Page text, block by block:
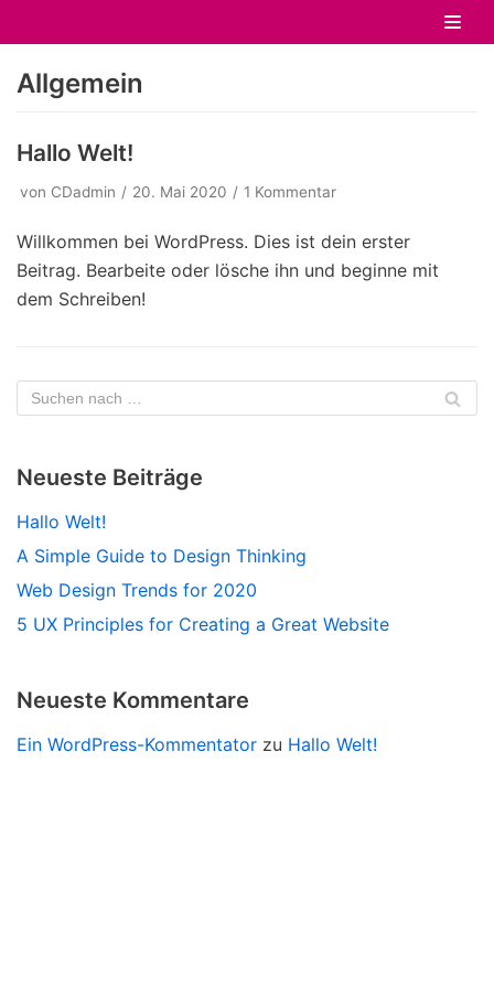
springen
Allgemein
Hallo Welt!
von CDadmin 20. Mai 2020 1 Kommentar
Willkommen bei WordPress. Dies ist dein erster
Beitrag. Bearbeite oder lösche ihn und beginne mit
dem Schreiben!
Neueste Beiträge
Hallo Welt!
A Simple Guide to Design Thinking
Web Design Trends for 2020
5 UX Principles for Creating a Great Website
Neueste Kommentare
Ein WordPress-Kommentator zu Hallo Welt!